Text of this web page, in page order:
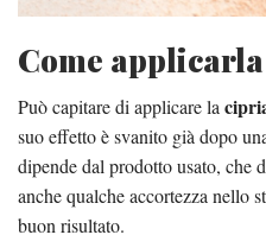
Come
Può capitare di applicare la
suo effetto è svanito già dopo
dipende dal prodotto usato, che
anche qualche accortezza nello
buon risultato.